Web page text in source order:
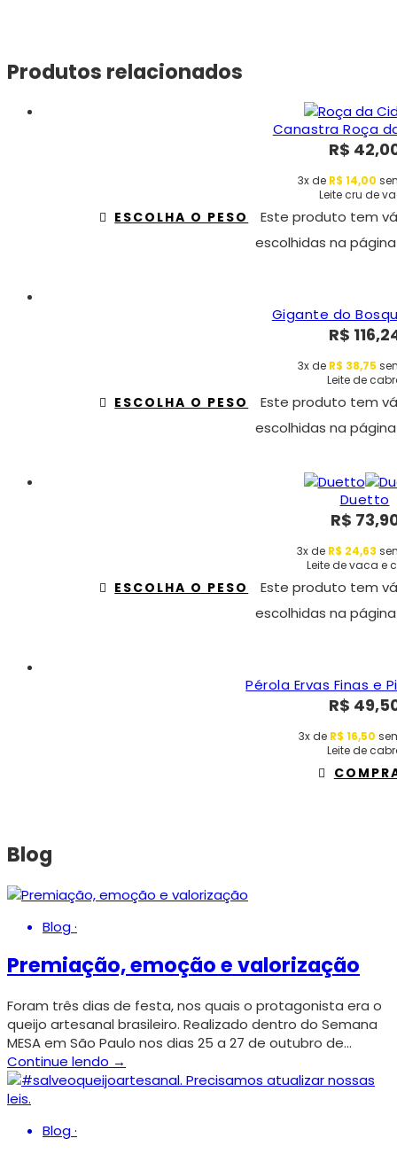
Produtos relacionados
Canastra Roça
R$
3x de R$ 14,00
Leite cru de
ESCOLHA O PESO
Este produto tem
escolhidas na
Gigante do
R$
3x de R$ 38,75
Leite de
ESCOLHA O PESO
Este produto tem
escolhidas na
Duetto
R$
3x de R$ 24,63
Leite de vaca e
ESCOLHA O PESO
Este produto tem
escolhidas na
Pérola Ervas Finas e
R$
3x de R$ 16,50
Leite de
Blog
Blog·
Premiação, emoção e valorização
Foram três dias de festa, nos quais o protagonista era o
queijo artesanal brasileiro. Realizado dentro do Semana
MESA em São Paulo nos dias 25 a 27 de outubro de…
Continue lendo →
Blog·